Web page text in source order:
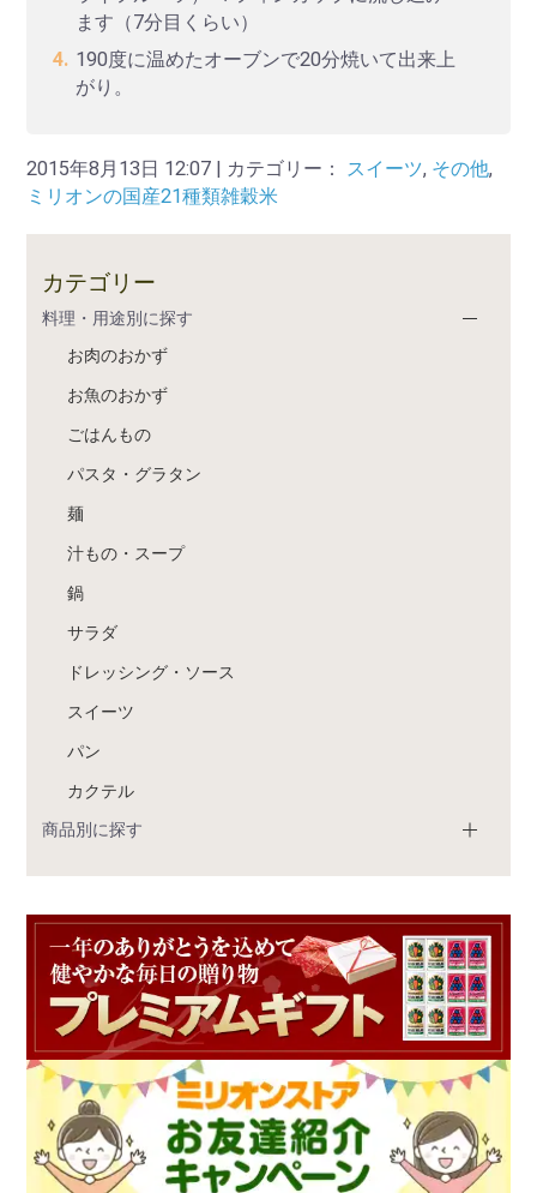
ます（7分目くらい）
190度に温めたオーブンで20分焼いて出来上
がり。
2015年8月13日 12:07 | カテゴリー： スイーツ, その他,
ミリオンの国産21種類雑穀米
カテゴリー
料理・用途別に探す
お肉のおかず
お魚のおかず
ごはんもの
パスタ・グラタン
麺
汁もの・スープ
鍋
サラダ
ドレッシング・ソース
スイーツ
パン
カクテル
商品別に探す